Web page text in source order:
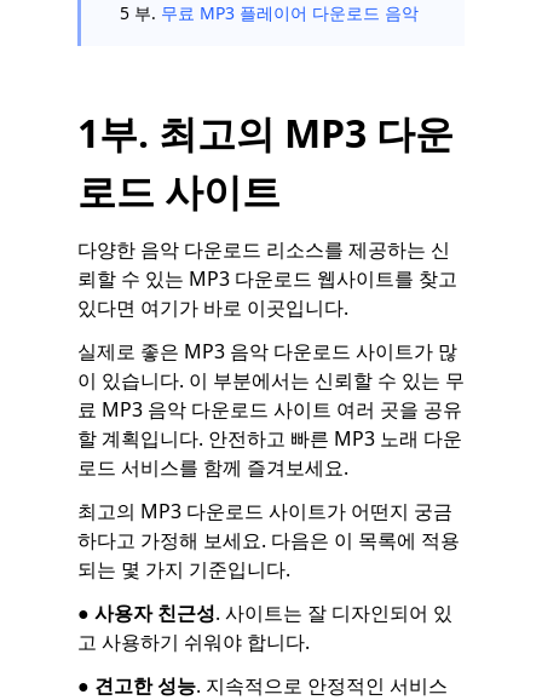
5 부. 무료 MP3 플레이어 다운로드 음악
1부. 최고의 MP3 다운
로드 사이트
다양한 음악 다운로드 리소스를 제공하는 신
뢰할 수 있는 MP3 다운로드 웹사이트를 찾고
있다면 여기가 바로 이곳입니다.
실제로 좋은 MP3 음악 다운로드 사이트가 많
이 있습니다. 이 부분에서는 신뢰할 수 있는 무
료 MP3 음악 다운로드 사이트 여러 곳을 공유
할 계획입니다. 안전하고 빠른 MP3 노래 다운
로드 서비스를 함께 즐겨보세요.
최고의 MP3 다운로드 사이트가 어떤지 궁금
하다고 가정해 보세요. 다음은 이 목록에 적용
되는 몇 가지 기준입니다.
● 사용자 친근성. 사이트는 잘 디자인되어 있
고 사용하기 쉬워야 합니다.
● 견고한 성능. 지속적으로 안정적인 서비스